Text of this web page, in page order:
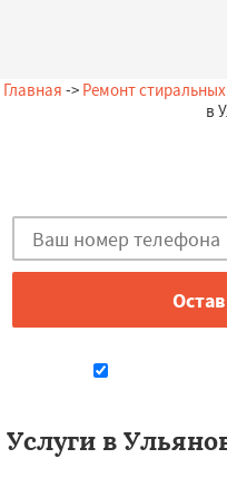
Главная -> Ремонт
в
Услуги в